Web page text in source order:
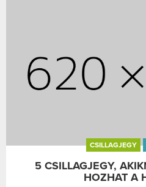
CSILLAGJEGY
5 CSILLAGJEGY,
HOZHAT A